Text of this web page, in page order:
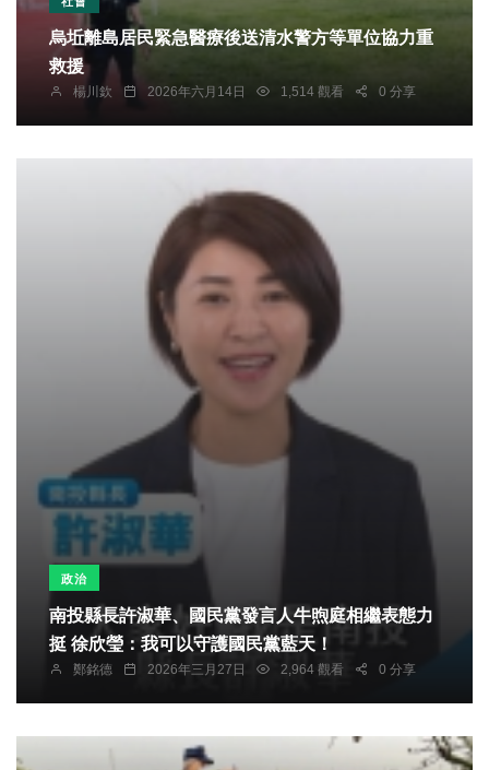
烏坵離島居民緊急醫療後送清水警方等單位協力重
救援
楊川欽 2026年六月14日 1,514 觀看 0 分享
政治
南投縣長許淑華、國民黨發言人牛煦庭相繼表態力
挺 徐欣瑩：我可以守護國民黨藍天！
鄭銘德 2026年三月27日 2,964 觀看 0 分享